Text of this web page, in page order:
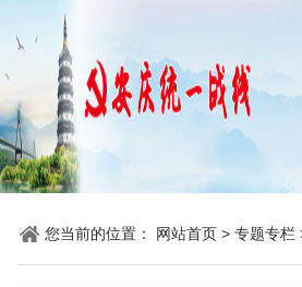
站
首
页
要
闻
聚
统
战
各
您当前的位置： 网站首页 > 专题专栏